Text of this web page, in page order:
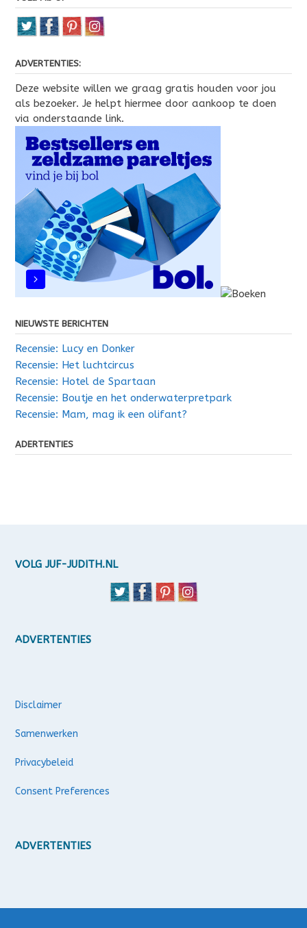
ADVERTENTIES:
Deze website willen we graag gratis houden voor jou
als bezoeker. Je helpt hiermee door aankoop te doen
via onderstaande link.
NIEUWSTE BERICHTEN
Recensie: Lucy en Donker
Recensie: Het luchtcircus
Recensie: Hotel de Spartaan
Recensie: Boutje en het onderwaterpretpark
Recensie: Mam, mag ik een olifant?
ADERTENTIES
VOLG JUF-JUDITH.NL
ADVERTENTIES
Disclaimer
Samenwerken
Privacybeleid
Consent Preferences
ADVERTENTIES